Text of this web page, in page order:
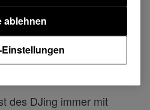
Antonin
des DJing immer mit
ablehnen